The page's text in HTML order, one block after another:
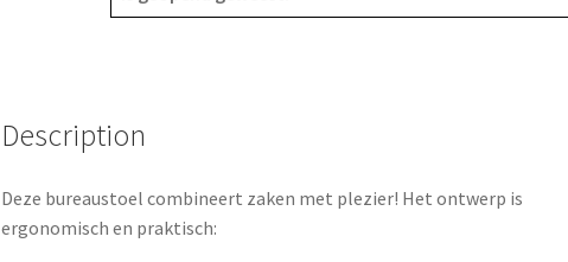
Description
Deze bureaustoel combineert zaken met plezier! Het ontwerp is
ergonomisch en praktisch: